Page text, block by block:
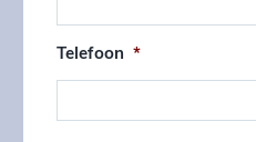
Telefoon *